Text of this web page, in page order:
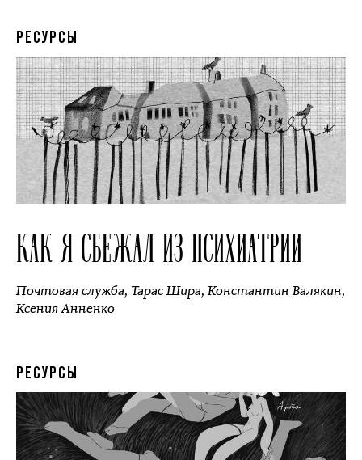
РЕСУРСЫ
КАК Я СБЕЖАЛ ИЗ ПСИХИАТРИИ
Почтовая служба, Тарас Шира,Константин Валякин,
Ксения Анненко
РЕСУРСЫ